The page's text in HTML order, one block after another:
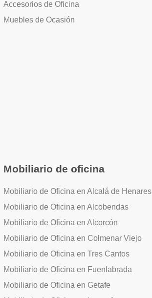
Accesorios de Oficina
Muebles de Ocasión
Mobiliario de oficina
Mobiliario de Oficina en Alcalá de Henares
Mobiliario de Oficina en Alcobendas
Mobiliario de Oficina en Alcorcón
Mobiliario de Oficina en Colmenar Viejo
Mobiliario de Oficina en Tres Cantos
Mobiliario de Oficina en Fuenlabrada
Mobiliario de Oficina en Getafe